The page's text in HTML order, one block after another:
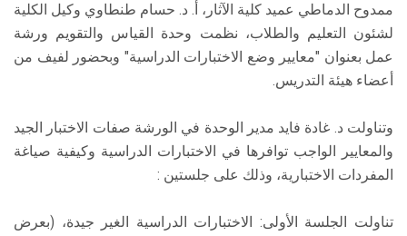
ممدوح الدماطي عميد كلية الآثار، أ. د. حسام طنطاوي وكيل الكلية
لشئون التعليم والطلاب، نظمت وحدة القياس والتقويم ورشة
عمل بعنوان "معايير وضع الاختبارات الدراسية" وبحضور لفيف من
أعضاء هيئة التدريس.
وتناولت د. غادة فايد مدير الوحدة في الورشة صفات الاختبار الجيد
والمعايير الواجب توافرها في الاختبارات الدراسية وكيفية صياغة
المفردات الاختبارية، وذلك على جلستين :
تناولت الجلسة الأولى: الاختبارات الدراسية الغير جيدة، (بعرض